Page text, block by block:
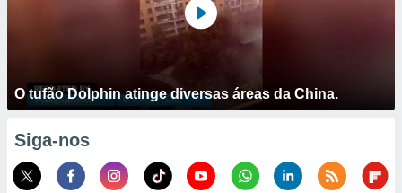
O tufão Dolphin atinge diversas áreas da China.
Siga-nos